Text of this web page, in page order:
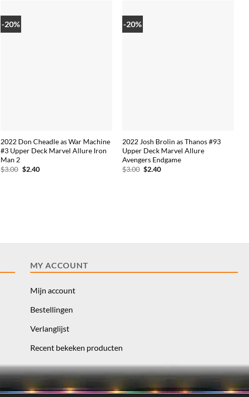
-20%
2022 Don Cheadle as War Machine
#3 Upper Deck Marvel Allure Iron
Man 2
$3.00 Oorspronkelijke
$2.40Huidige
-20%
2022 Josh Brolin as Thanos #93
Upper Deck Marvel Allure
Avengers Endgame
$3.00 Oorspronkelijke
$2.40Huidige
MY ACCOUNT
Mijn account
Bestellingen
Verlanglijst
Recent bekeken producten